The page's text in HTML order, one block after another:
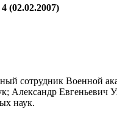
сотрудник Военной
Александр Евгеньевич
наук.